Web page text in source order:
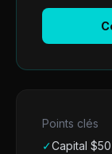
Points clés
✓Capital $